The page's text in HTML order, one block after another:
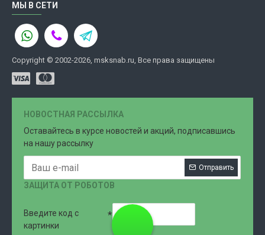
МЫ В СЕТИ
Copyright © 2002-2026, msksnab.ru, Все права защищены
НОВОСТНАЯ РАССЫЛКА
Оставайтесь в курсе новостей и акций, подписавшись
на нашу рассылку
Отправить
ЗАЩИТА ОТ РОБОТОВ
Введите код с
картинки